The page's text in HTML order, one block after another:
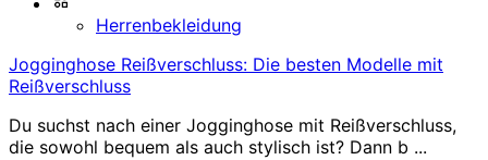
Herrenbekleidung
Jogginghose Reißverschluss: Die besten Modelle mit
Reißverschluss
Du suchst nach einer Jogginghose mit Reißverschluss,
die sowohl bequem als auch stylisch ist? Dann b ...